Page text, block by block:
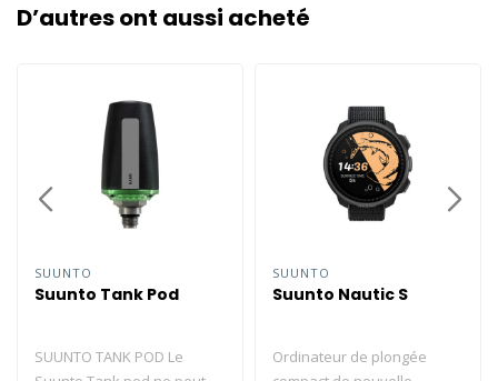
D’autres ont aussi acheté
SUUNTO
Suunto Tank Pod
SUUNTO TANK POD Le
SUUNTO
Suunto Nautic S
Ordinateur de plongée